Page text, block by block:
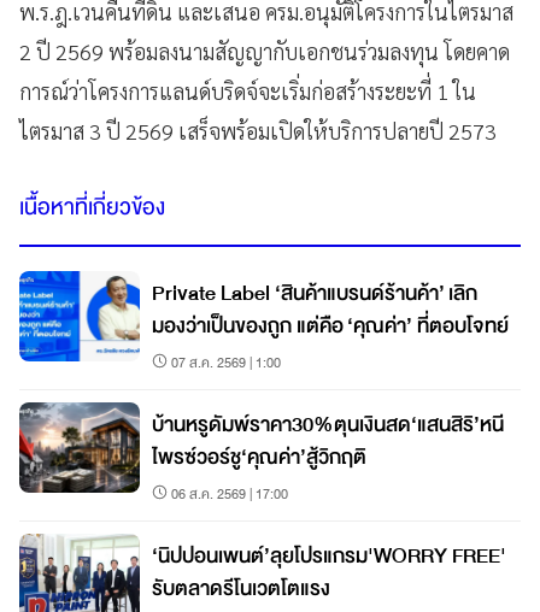
พ.ร.ฎ.เวนคืนที่ดิน และเสนอ ครม.อนุมัติโครงการในไตรมาส
2 ปี 2569 พร้อมลงนามสัญญากับเอกชนร่วมลงทุน โดยคาด
การณ์ว่าโครงการแลนด์บริดจ์จะเริ่มก่อสร้างระยะที่ 1 ใน
ไตรมาส 3 ปี 2569 เสร็จพร้อมเปิดให้บริการปลายปี 2573
เนื้อหาที่เกี่ยวข้อง
Private Label ‘สินค้าแบรนด์ร้านค้า’ เลิก
มองว่าเป็นของถูก แต่คือ ‘คุณค่า’ ที่ตอบโจทย์
07 ส.ค. 2569 | 1:00
บ้านหรูดัมพ์ราคา30%ตุนเงินสด‘แสนสิริ’หนี
ไพรซ์วอร์ชู‘คุณค่า’สู้วิกฤติ
06 ส.ค. 2569 | 17:00
‘นิปปอนเพนต์’ลุยโปรแกรม'WORRY FREE'
รับตลาดรีโนเวตโตแรง